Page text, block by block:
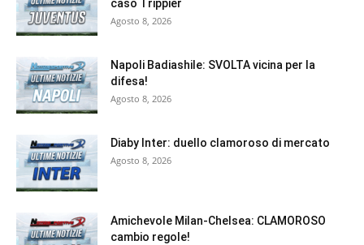
caso Trippier
Agosto 8, 2026
Napoli Badiashile: SVOLTA vicina per la
difesa!
Agosto 8, 2026
Diaby Inter: duello clamoroso di mercato
Agosto 8, 2026
Amichevole Milan-Chelsea: CLAMOROSO
cambio regole!